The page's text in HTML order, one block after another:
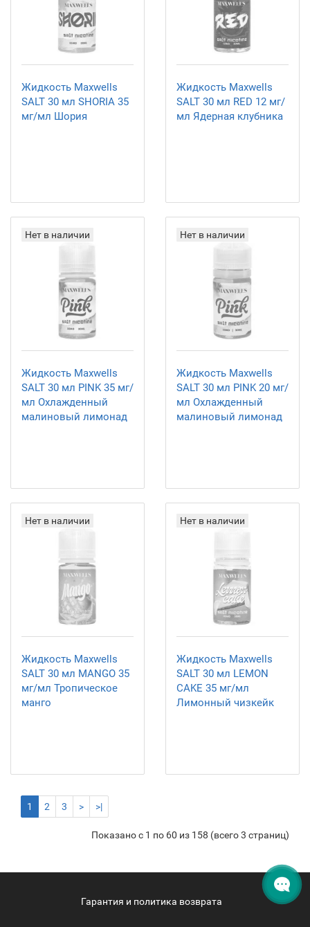
Жидкость Maxwells
SALT 30 мл SHORIA 35
мг/мл Шория
Жидкость Maxwells
SALT 30 мл RED 12 мг/
мл Ядерная клубника
Нет в наличии
Жидкость Maxwells
SALT 30 мл PINK 35 мг/
мл Охлажденный
малиновый лимонад
Нет в наличии
Жидкость Maxwells
SALT 30 мл PINK 20 мг/
мл Охлажденный
малиновый лимонад
Нет в наличии
Жидкость Maxwells
SALT 30 мл MANGO 35
мг/мл Тропическое
манго
Нет в наличии
Жидкость Maxwells
SALT 30 мл LEMON
CAKE 35 мг/мл
Лимонный чизкейк
1 2 3 > >|
Показано с 1 по 60 из 158 (всего 3 страниц)
Гарантия и политика возврата